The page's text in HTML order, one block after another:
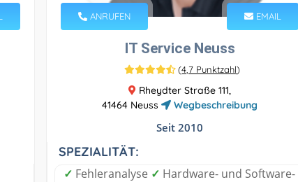
ANRUFEN EMAIL
IT Service Neuss
(4,7 Punktzahl)
Rheydter Straße 111,
41464 Neuss
Wegbeschreibung
Seit 2010
SPEZIALITÄT:
✓ Fehleranalyse ✓ Hardware- und Software-